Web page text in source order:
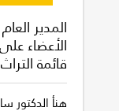
المدير
الأعضاء
قائمة
هنأ الدكتور